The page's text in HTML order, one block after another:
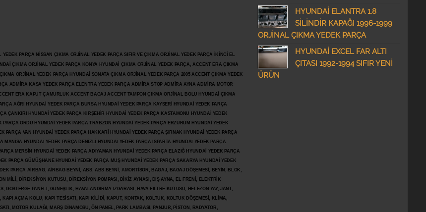
PARÇA NİSSAN ÇIKMA ORJİNAL YEDEK PARÇA SIFIR VE ÇIKMA ORJİNAL YEDEK PARÇA İKİNCİ EL
ÇIKMA ORJİNAL YEDEK PARÇA KONYA HYUNDAİ ÇIKMA ORJİNAL YEDEK PARÇA, ACCENT ERA ÇIKMA
ORJİNAL YEDEK PARÇA HYUNDAİ SONATA ÇIKMA ORJİNAL YEDEK PARÇA 2005 ACCENT ÇIKMA YEDEK
ADMİRA KASA YEDEK PARÇA ELENTRA YEDEK PARÇA ADMİRA STOP ADMİRA AYNA ADMİRA MOTOR
ERA KAPUT ÇAMURLUK ACCENT BAGAJ ACCENT TAMPON ÇIKMA ORJİNAL BOLU HYUNDAİ ÇIKMA
AĞRI HYUNDAİ YEDEK PARÇA BURSA HYUNDAİ YEDEK PARÇA KAYSERİ HYUNDAİ YEDEK PARÇA
ÇANKIRI HYUNDAİ YEDEK PARÇA KIRŞEHİR HYUNDAİ YEDEK PARÇA KASTAMONU HYUNDAİ YEDEK
ORDU HYUNDAİ YEDEK PARÇA TRABZON HYUNDAİ YEDEK PARÇA ERZURUM HYUNDAİ YEDEK
PARÇA VAN HYUNDAİ YEDEK PARÇA HAKKARİ HYUNDAİ YEDEK PARÇA ŞIRNAK HYUNDAİ YEDEK PARÇA
HYUNDAİ YEDEK PARÇA DENİZLİ HYUNDAİ YEDEK PARÇA ISPARTA HYUNDAİ YEDEK PARÇA
MERSİN HYUNDAİ YEDEK PARÇA ADIYAMAN HYUNDAİ YEDEK PARÇA ELAZIĞ HYUNDAİ YEDEK PARÇA
PARÇA GÜMÜŞHANE HYUNDAİ YEDEK PARÇA MUŞ HYUNDAİ YEDEK PARÇA SAKARYA HYUNDAİ YEDEK
PARÇA AİRBAG, AİRBAG BEYNİ, ABS, ABS BEYNİ, AMORTİSÖR, BAGAJ, BAGAJ DÖŞEMESİ, BEYİN, BLOK,
MİLİ, DİREKSİYON KUTUSU, DİREKSİYON POMPASI, DİKİZ AYNASI, DIŞ AYNA, EL FRENİ, ELEKTRİK
GÖSTERGE PANELİ, GÜNEŞLİK, HAVALANDIRMA IZGARASI, HAVA FİLTRE KUTUSU, HELEZON YAY, JANT,
AÇMA KOLU, KAPI TESİSATI, KAPI KİLİDİ, KAPUT, KONTAK, KOLTUK, KOLTUK DÖŞEMESİ, KLİMA,
MOTOR KULAĞI, MARŞ DİNAMOSU, ÖN PANEL, PARK LAMBASI, PANJUR, PİSTON, RADYATÖR,
HYUNDAİ ELANTRA 1.8
SİLİNDİR KAPAĞI 1996-1999
ORJİNAL ÇIKMA YEDEK PARÇA
HYUNDAİ EXCEL FAR ALTI
ÇITASI 1992-1994 SIFIR YENİ
ÜRÜN